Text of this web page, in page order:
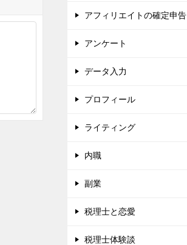
アフィリエイトの確定申告
アンケート
データ入力
プロフィール
ライティング
内職
副業
税理士と恋愛
税理士体験談